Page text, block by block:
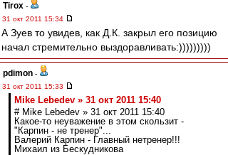
Tirox -
31 окт 2011 15:34
А Зуев то увидев, как Д.К. закрыл его позицию
начал стремительно выздоравливать:)))))))))
pdimon -
31 окт 2011 15:33
Mike Lebedev » 31 окт 2011 15:40
# Mike Lebedev » 31 окт 2011 15:40
Какое-то неуважение в этом скользит -
"Карпин - не тренер"...
Валерий Карпин - Главный нетренер!!!
Михаил из Бескудникова